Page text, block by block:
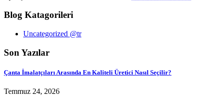
Blog Katagorileri
Uncategorized @tr
Son Yazılar
Çanta İmalatçıları Arasında En Kaliteli Üretici Nasıl Seçilir?
Temmuz 24, 2026